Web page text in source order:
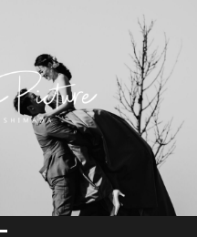
クチャ